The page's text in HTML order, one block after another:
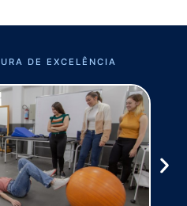
DE EXCELÊNCIA